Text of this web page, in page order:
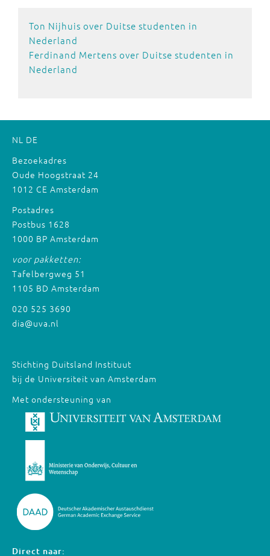
Ton Nijhuis over Duitse studenten in
Nederland
Ferdinand Mertens over Duitse studenten in
Nederland
NL DE
Bezoekadres
Oude Hoogstraat 24
1012 CE Amsterdam
Postadres
Postbus 1628
1000 BP Amsterdam
voor pakketten:
Tafelbergweg 51
1105 BD Amsterdam
020 525 3690
dia@uva.nl
Stichting Duitsland Instituut
bij de Universiteit van Amsterdam
Met ondersteuning van
Direct naar: